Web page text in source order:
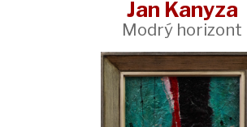
Jan Kanyza
Modrý horizont